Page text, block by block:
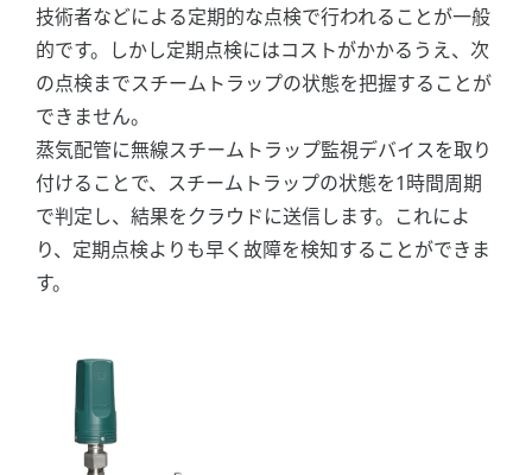
技術者などによる定期的な点検で行われることが一般
的です。しかし定期点検にはコストがかかるうえ、次
の点検までスチームトラップの状態を把握することが
できません。
蒸気配管に無線スチームトラップ監視デバイスを取り
付けることで、スチームトラップの状態を1時間周期
で判定し、結果をクラウドに送信します。これによ
り、定期点検よりも早く故障を検知することができま
す。